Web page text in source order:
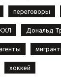
переговоры
Дональд
хоккей